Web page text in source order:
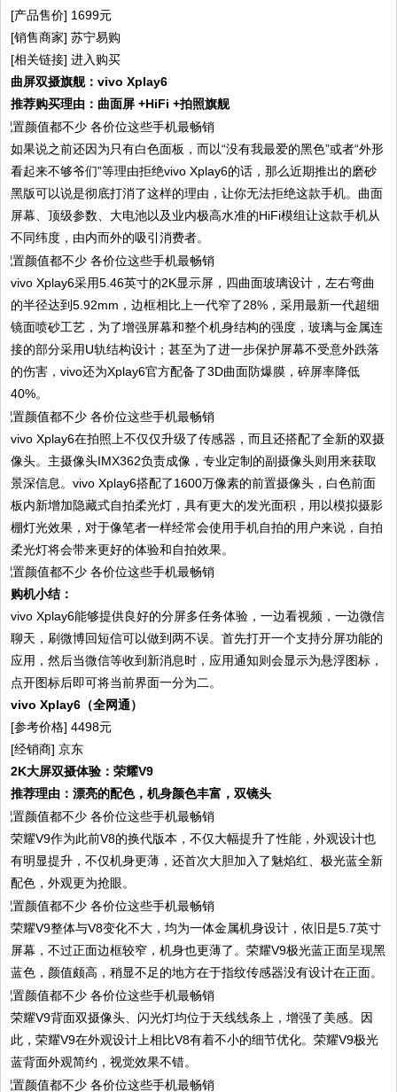
[产品售价] 1699元
[销售商家] 苏宁易购
[相关链接] 进入购买
曲屏双摄旗舰：vivo Xplay6
推荐购买理由：曲面屏 +HiFi +拍照旗舰
如果说之前还因为只有白色面板，而以“没有我最爱的黑色”或者“外形
看起来不够爷们”等理由拒绝vivo Xplay6的话，那么近期推出的磨砂
黑版可以说是彻底打消了这样的理由，让你无法拒绝这款手机。曲面
屏幕、顶级参数、大电池以及业内极高水准的HiFi模组让这款手机从
不同纬度，由内而外的吸引消费者。
vivo Xplay6采用5.46英寸的2K显示屏，四曲面玻璃设计，左右弯曲
的半径达到5.92mm，边框相比上一代窄了28%，采用最新一代超细
镜面喷砂工艺，为了增强屏幕和整个机身结构的强度，玻璃与金属连
接的部分采用U轨结构设计；甚至为了进一步保护屏幕不受意外跌落
的伤害，vivo还为Xplay6官方配备了3D曲面防爆膜，碎屏率降低
40%。
vivo Xplay6在拍照上不仅仅升级了传感器，而且还搭配了全新的双摄
像头。主摄像头IMX362负责成像，专业定制的副摄像头则用来获取
景深信息。vivo Xplay6搭配了1600万像素的前置摄像头，白色前面
板内新增加隐藏式自拍柔光灯，具有更大的发光面积，用以模拟摄影
棚灯光效果，对于像笔者一样经常会使用手机自拍的用户来说，自拍
柔光灯将会带来更好的体验和自拍效果。
购机小结：
vivo Xplay6能够提供良好的分屏多任务体验，一边看视频，一边微信
聊天，刷微博回短信可以做到两不误。首先打开一个支持分屏功能的
应用，然后当微信等收到新消息时，应用通知则会显示为悬浮图标，
点开图标后即可将当前界面一分为二。
vivo Xplay6（全网通）
[参考价格] 4498元
[经销商] 京东
2K大屏双摄体验：荣耀V9
推荐理由：漂亮的配色，机身颜色丰富，双镜头
荣耀V9作为此前V8的换代版本，不仅大幅提升了性能，外观设计也
有明显提升，不仅机身更薄，还首次大胆加入了魅焰红、极光蓝全新
配色，外观更为抢眼。
荣耀V9整体与V8变化不大，均为一体金属机身设计，依旧是5.7英寸
屏幕，不过正面边框较窄，机身也更薄了。荣耀V9极光蓝正面呈现黑
蓝色，颜值颇高，稍显不足的地方在于指纹传感器没有设计在正面。
荣耀V9背面双摄像头、闪光灯均位于天线线条上，增强了美感。因
此，荣耀V9在外观设计上相比V8有着不小的细节优化。荣耀V9极光
蓝背面外观简约，视觉效果不错。